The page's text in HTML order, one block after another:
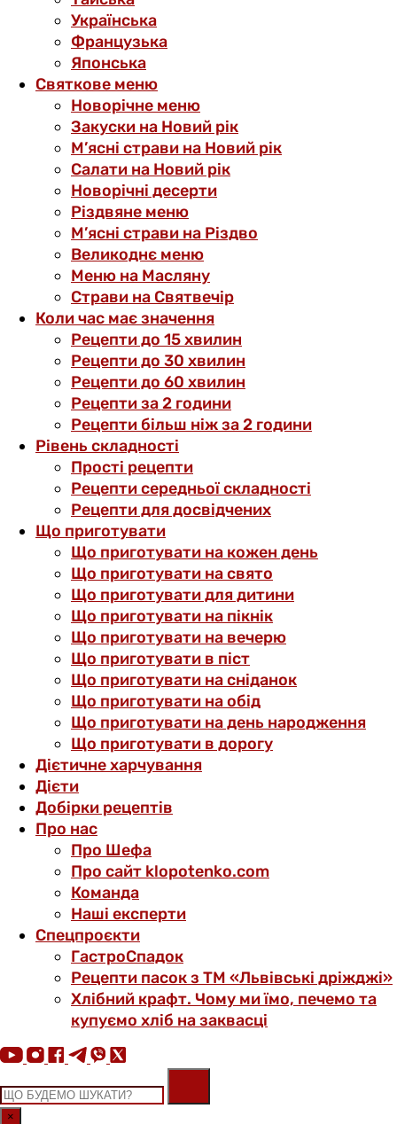
Українська
Французька
Японська
Святкове меню
Новорічне меню
Закуски на Новий рік
М’ясні страви на Новий рік
Салати на Новий рік
Новорічні десерти
Різдвяне меню
М’ясні страви на Різдво
Великоднє меню
Меню на Масляну
Страви на Святвечір
Коли час має значення
Рецепти до 15 хвилин
Рецепти до 30 хвилин
Рецепти до 60 хвилин
Рецепти за 2 години
Рецепти більш ніж за 2 години
Рівень складності
Прості рецепти
Рецепти середньої складності
Рецепти для досвідчених
Що приготувати
Що приготувати на кожен день
Що приготувати на свято
Що приготувати для дитини
Що приготувати на пікнік
Що приготувати на вечерю
Що приготувати в піст
Що приготувати на сніданок
Що приготувати на обід
Що приготувати на день народження
Що приготувати в дорогу
Дієтичне харчування
Дієти
Добірки рецептів
Про нас
Про Шефа
Про сайт klopotenko.com
Команда
Наші експерти
Спецпроєкти
ГастроСпадок
Рецепти пасок з ТМ «Львівські дріжджі»
Хлібний крафт. Чому ми їмо, печемо та
купуємо хліб на заквасці
×